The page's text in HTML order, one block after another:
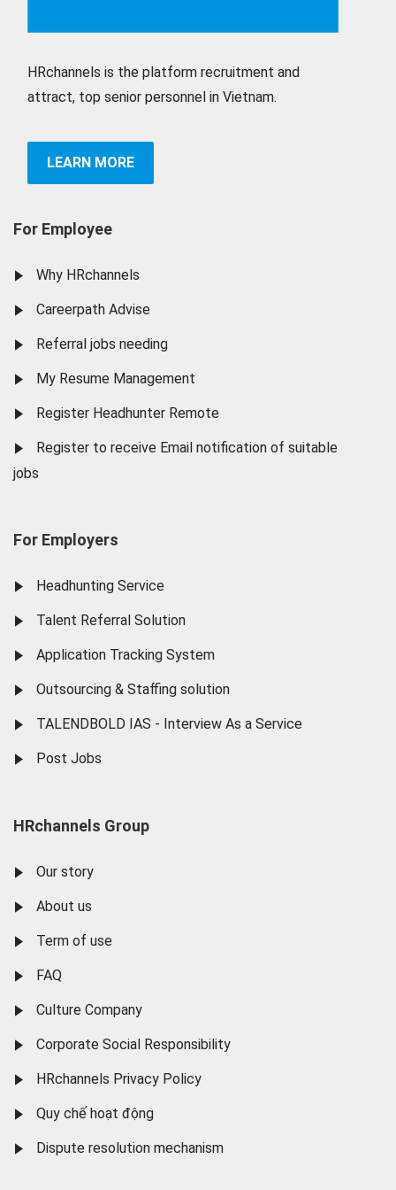
HRchannels is the platform recruitment and
attract, top senior personnel in Vietnam.
LEARN MORE
For Employee
Why HRchannels
Careerpath Advise
Referral jobs needing
My Resume Management
Register Headhunter Remote
Register to receive Email notification of suitable
jobs
For Employers
Headhunting Service
Talent Referral Solution
Application Tracking System
Outsourcing & Staffing solution
TALENDBOLD IAS - Interview As a Service
Post Jobs
HRchannels Group
Our story
About us
Term of use
FAQ
Culture Company
Corporate Social Responsibility
HRchannels Privacy Policy
Quy chế hoạt động
Dispute resolution mechanism